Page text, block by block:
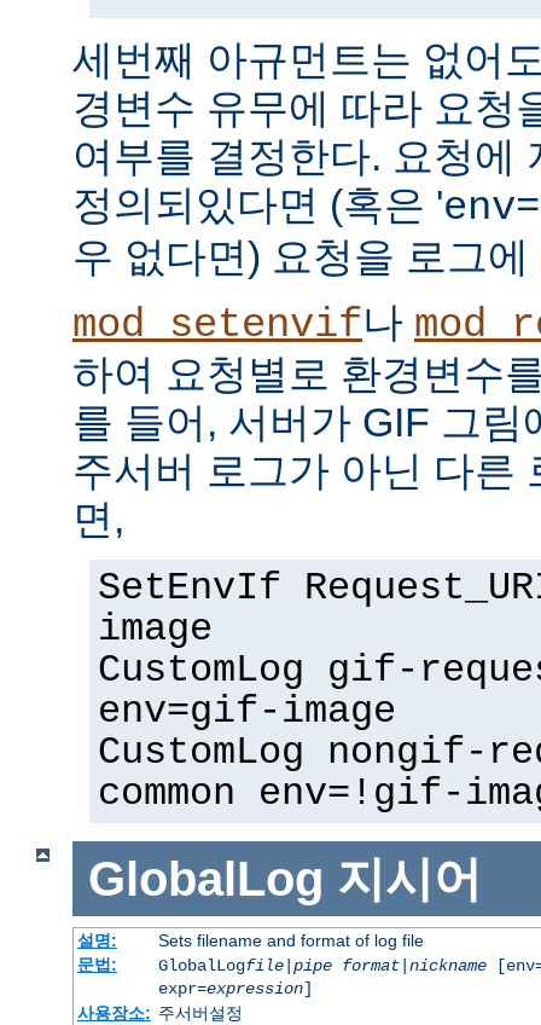
세번째 아규먼트는 없어
경변수 유무에 따라 요청
여부를 결정한다. 요청에
정의되있다면 (혹은 '
우 없다면) 요청을 로그
mod_setenvif나
하여 요청별로 환경변수
를 들어, 서버가 GIF 그
주서버 로그가 아닌 다른
면,
SetEnvIf
image
CustomLog gif-
env=gif-image
CustomLog nongif-
common env=!gif-
GlobalLog 지시어
설명:
Sets filename and format of log file
문법:
GlobalLogfile| pipe format| nickname
expr=expression]
사용장소: 주서버설정